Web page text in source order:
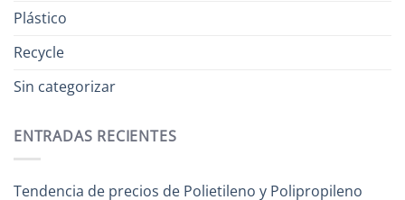
Plástico
Recycle
Sin categorizar
ENTRADAS RECIENTES
Tendencia de precios de Polietileno y Polipropileno